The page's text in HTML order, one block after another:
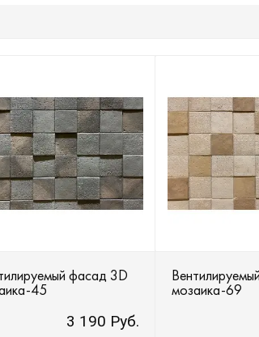
фасад 3D
45
3 190 Руб.
мозаика-69